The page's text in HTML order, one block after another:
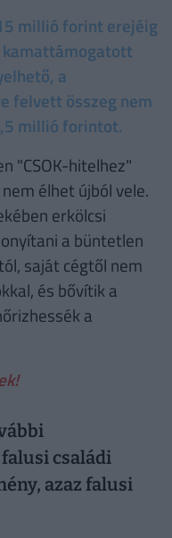
millió forint erejéig
kamattámogatott
a
felvett összeg nem
millió forintot.
"CSOK-hitelhez"
élhet újból vele.
erkölcsi
a büntetlen
saját cégtől nem
és bővítik a
a
családi
azaz falusi